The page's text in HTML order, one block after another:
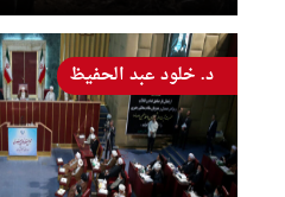
د. خلود عبد الحفيظ